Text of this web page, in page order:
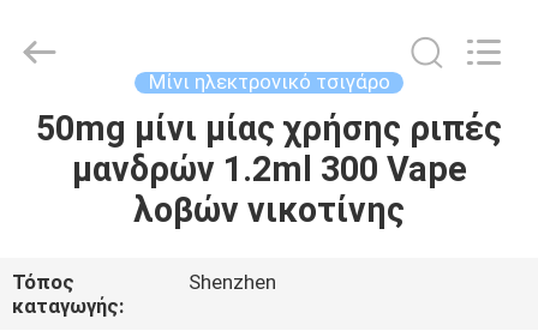
ΣΠΊΤΙ
ΠΡΟΪΌΝΤΑ
ΒΊΝΤΕΟ
Rights
Μίνι ηλεκτρονικό τσιγάρο
50mg μίνι μίας χρήσης ριπές
μανδρών 1.2ml 300 Vape
λοβών νικοτίνης
Τόπος
καταγωγής:
Shenzhen